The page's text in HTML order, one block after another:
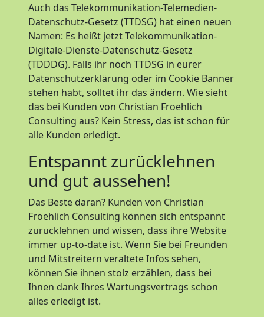
Auch das Telekommunikation-Telemedien-
Datenschutz-Gesetz (TTDSG) hat einen neuen
Namen: Es heißt jetzt Telekommunikation-
Digitale-Dienste-Datenschutz-Gesetz
(TDDDG). Falls ihr noch TTDSG in eurer
Datenschutzerklärung oder im Cookie Banner
stehen habt, solltet ihr das ändern. Wie sieht
das bei Kunden von Christian Froehlich
Consulting aus? Kein Stress, das ist schon für
alle Kunden erledigt.
Entspannt zurücklehnen
und gut aussehen!
Das Beste daran? Kunden von Christian
Froehlich Consulting können sich entspannt
zurücklehnen und wissen, dass ihre Website
immer up-to-date ist. Wenn Sie bei Freunden
und Mitstreitern veraltete Infos sehen,
können Sie ihnen stolz erzählen, dass bei
Ihnen dank Ihres Wartungsvertrags schon
alles erledigt ist.